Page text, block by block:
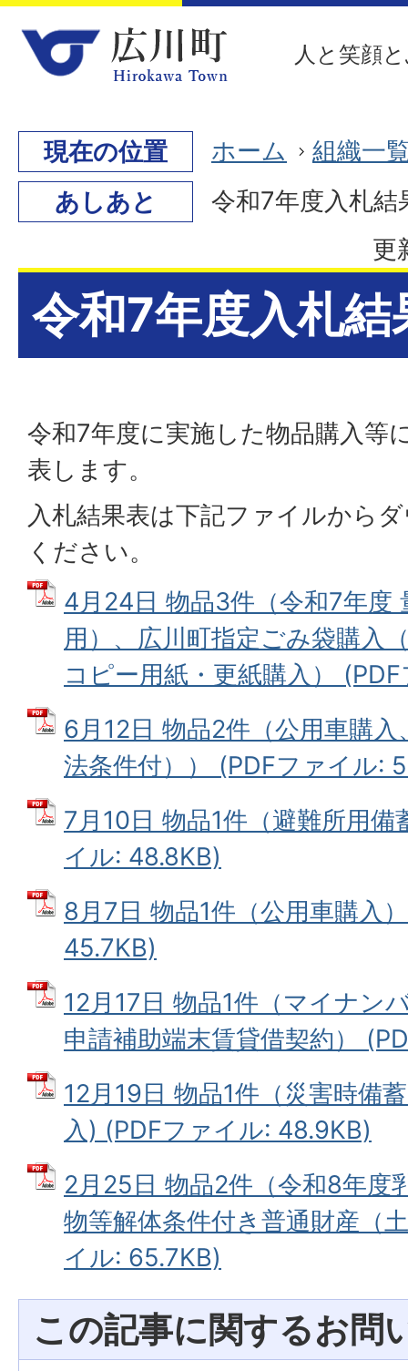
人と笑顔
現在の位置 ホーム
組織一
あしあと
令和7年度入札結
更
令和7年度入札
令和7年度に実施した物品購入等
表します。
入札結果表は下記ファイルから
ください。
4月24日 物品3件（令和7年度
用）、広川町指定ごみ袋購入
コピー用紙・更紙購入）
6月12日 物品2件（公用車購
法条件付）） (PDFファイル:
7月10日 物品1件（避難所用
イル: 48.8KB)
8月7日 物品1件（公用車購入
45.7KB)
12月17日 物品1件（マイナン
申請補助端末賃貸借契約）
12月19日 物品1件（災害時備
入) (PDFファイル: 48.9KB)
2月25日 物品2件（令和8年度
物等解体条件付き普通財産（
イル: 65.7KB)
この記事に関するお問